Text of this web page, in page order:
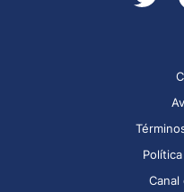
Canal